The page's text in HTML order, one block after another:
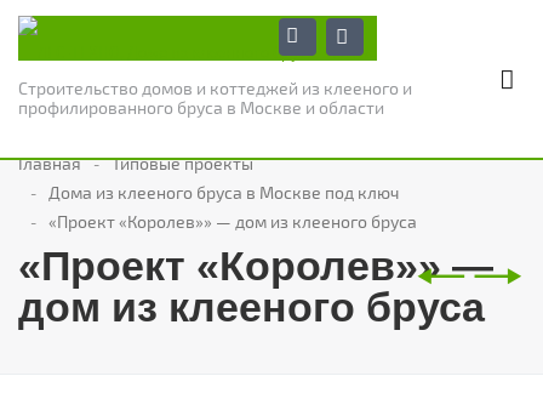
Строительство домов и коттеджей из клееного и
профилированного бруса в Москве и области
Главная
Типовые проекты
Дома из клееного бруса в Москве под ключ
«Проект «Королев»» — дом из клееного бруса
«Проект «Королев»» —
дом из клееного бруса
🠐🠒